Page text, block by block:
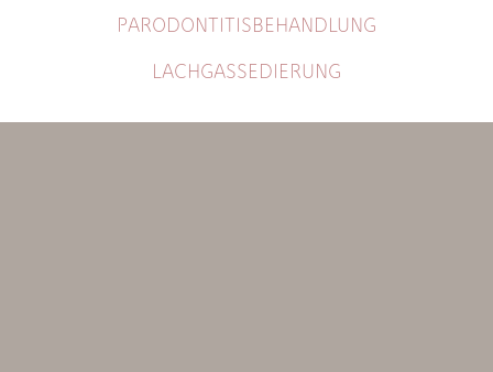
PARODONTITISBEHANDLUNG
LACHGASSEDIERUNG